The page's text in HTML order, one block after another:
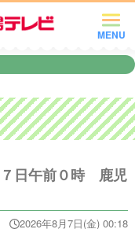
MENU
日午前０時 鹿児
2026年8月7日(金) 00:18